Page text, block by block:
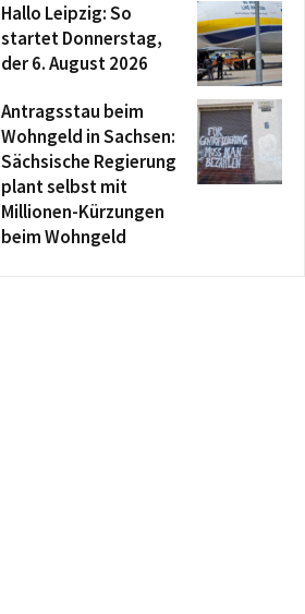
Hallo Leipzig: So
startet Donnerstag,
der 6. August 2026
Antragsstau beim
Wohngeld in Sachsen:
Sächsische Regierung
plant selbst mit
Millionen-Kürzungen
beim Wohngeld